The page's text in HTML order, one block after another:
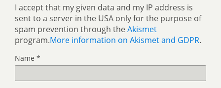
I accept that my given data and my IP address is
sent to a server in the USA only for the purpose of
spam prevention through theAkismet
program.More information on Akismet and GDPR.
Name *